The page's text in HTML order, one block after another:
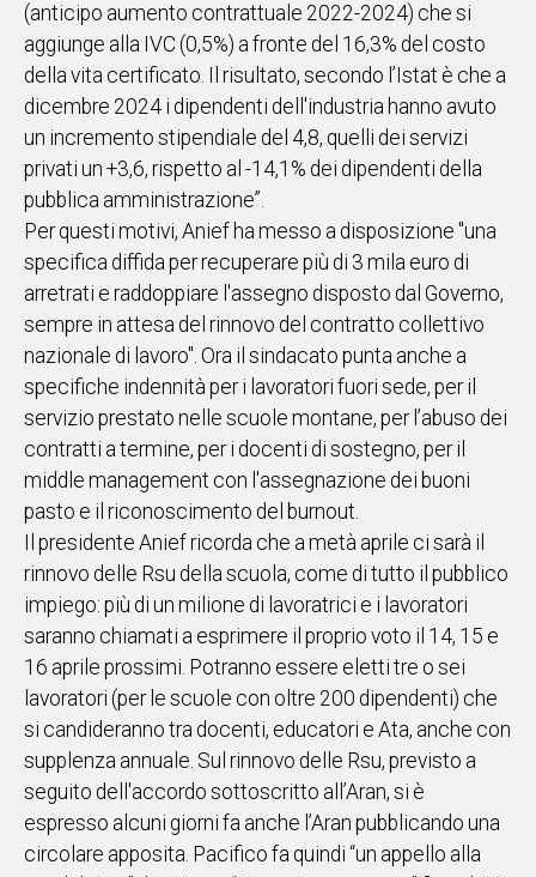
(anticipo aumento contrattuale 2022-2024) che si
aggiunge alla IVC (0,5%) a fronte del 16,3% del costo
della vita certificato. Il risultato, secondo l’Istat è che a
dicembre 2024 i dipendenti dell'industria hanno avuto
un incremento stipendiale del 4,8, quelli dei servizi
privati un +3,6, rispetto al -14,1% dei dipendenti della
pubblica amministrazione”.
Per questi motivi, Anief ha messo a disposizione "una
specifica diffida per recuperare più di 3 mila euro di
arretrati e raddoppiare l'assegno disposto dal Governo,
sempre in attesa del rinnovo del contratto collettivo
nazionale di lavoro". Ora il sindacato punta anche a
specifiche indennità per i lavoratori fuori sede, per il
servizio prestato nelle scuole montane, per l’abuso dei
contratti a termine, per i docenti di sostegno, per il
middle management con l'assegnazione dei buoni
pasto e il riconoscimento del burnout.
Il presidente Anief ricorda che a metà aprile ci sarà il
rinnovo delle Rsu della scuola, come di tutto il pubblico
impiego: più di un milione di lavoratrici e i lavoratori
saranno chiamati a esprimere il proprio voto il 14, 15 e
16 aprile prossimi. Potranno essere eletti tre o sei
lavoratori (per le scuole con oltre 200 dipendenti) che
si candideranno tra docenti, educatori e Ata, anche con
supplenza annuale. Sul rinnovo delle Rsu, previsto a
seguito dell'accordo sottoscritto all’Aran, si è
espresso alcuni giorni fa anche l’Aran pubblicando una
circolare apposita. Pacifico fa quindi “un appello alla